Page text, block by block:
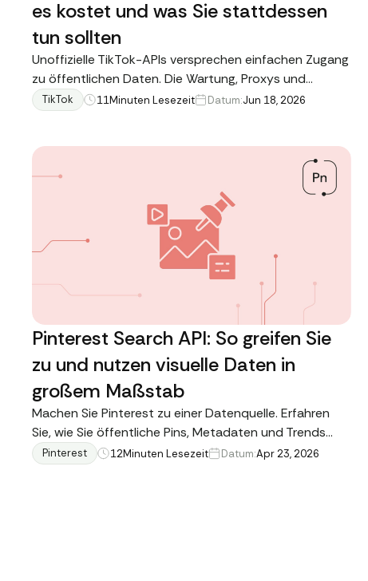
es kostet und was Sie stattdessen
tun sollten
Unoffizielle TikTok-APIs versprechen einfachen Zugang
zu öffentlichen Daten. Die Wartung, Proxys und
Ausfälle erzählen eine andere Geschichte.
TikTok 11Minuten Lesezeit Datum:Jun 18, 2026
Pinterest Search API: So greifen Sie
zu und nutzen visuelle Daten in
großem Maßstab
Machen Sie Pinterest zu einer Datenquelle. Erfahren
Sie, wie Sie öffentliche Pins, Metadaten und Trends
mithilfe von APIs für skalierbare Analysen und
Pinterest 12Minuten Lesezeit Datum:Apr 23, 2026